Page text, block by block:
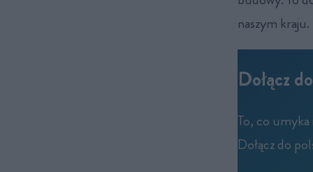
naszym kraju.
Dołącz
To, co umyka
Dołącz do